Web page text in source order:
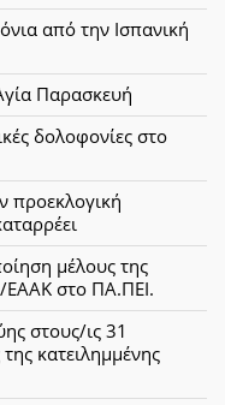
από την Ισπανική
Παρασκευή
δολοφονίες στο
προεκλογική
μέλους της
στο ΠΑ.ΠΕΙ.
στους/ις 31
κατειλημμένης